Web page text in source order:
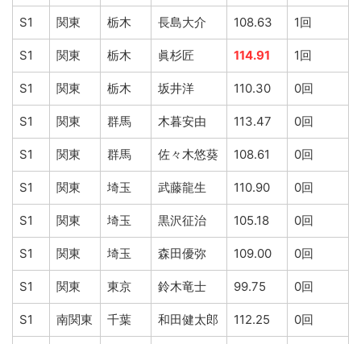
S1 関東 栃木 長島大介 108.63 1回
S1 関東 栃木 眞杉匠 114.91 1回
S1 関東 栃木 坂井洋 110.30 0回
S1 関東 群馬 木暮安由 113.47 0回
S1 関東 群馬 佐々木悠葵 108.61 0回
S1 関東 埼玉 武藤龍生 110.90 0回
S1 関東 埼玉 黒沢征治 105.18 0回
S1 関東 埼玉 森田優弥 109.00 0回
S1 関東 東京 鈴木竜士 99.75 0回
S1 南関東 千葉 和田健太郎 112.25 0回